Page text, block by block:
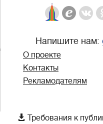
Напишите нам:
О проекте
Контакты
Рекламодателям
 Требования к